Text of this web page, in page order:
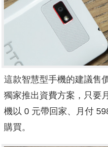
這款智慧型手機的建議售
獨家推出資費方案，只要
機以 0 元帶回家、月付
購買。